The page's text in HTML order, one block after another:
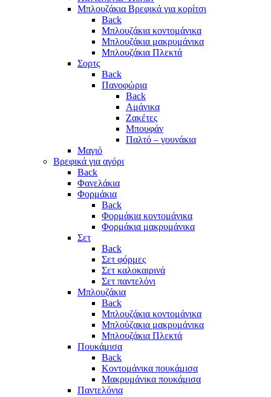
Μπλουζάκια Βρεφικά για κορίτσι
Back
Μπλουζάκια κοντομάνικα
Μπλουζάκια μακρυμάνικα
Μπλουζάκια Πλεκτά
Σορτς
Back
Πανοφώρια
Back
Αμάνικα
Ζακέτες
Μπουφάν
Παλτό – γουνάκια
Μαγιό
Βρεφικά για αγόρι
Back
Φανελάκια
Φορμάκια
Back
Φορμάκια κοντομάνικα
Φορμάκια μακρυμάνικα
Σετ
Back
Σετ φόρμες
Σετ καλοκαιρινά
Σετ παντελόνι
Μπλουζάκια
Back
Μπλουζάκια κοντομάνικα
Μπλούζακια μακρυμάνικα
Μπλουζάκια Πλεκτά
Πουκάμισα
Back
Κοντομάνικα πουκάμισα
Μακρυμάνικα πουκάμισα
Παντελόνια